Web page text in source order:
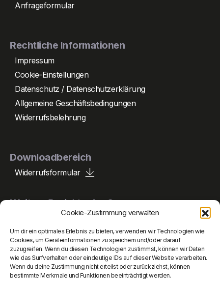
Cookie-Zustimmung verwalten
Um dir ein optimales Erlebnis zu bieten, verwenden wir Technologien wie
Cookies, um Geräteinformationen zu speichern und/oder darauf
zuzugreifen. Wenn du diesen Technologien zustimmst, können wir Daten
wie das Surfverhalten oder eindeutige IDs auf dieser Website verarbeiten.
Wenn du deine Zustimmung nicht erteilst oder zurückziehst, können
bestimmte Merkmale und Funktionen beeinträchtigt werden.
Anfrageformular
Rechtliche Informationen
Impressum
Cookie-Einstellungen
Datenschutz / Datenschutzerklärung
Allgemeine Geschäftsbedingungen
Widerrufsbelehrung
Downloadbereich
Widerrufsformular
Weitere Projekte der Gruppe
Peperle Holding
Peperle Auto